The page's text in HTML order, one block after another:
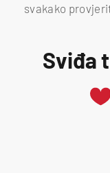
svakako
Sviđa